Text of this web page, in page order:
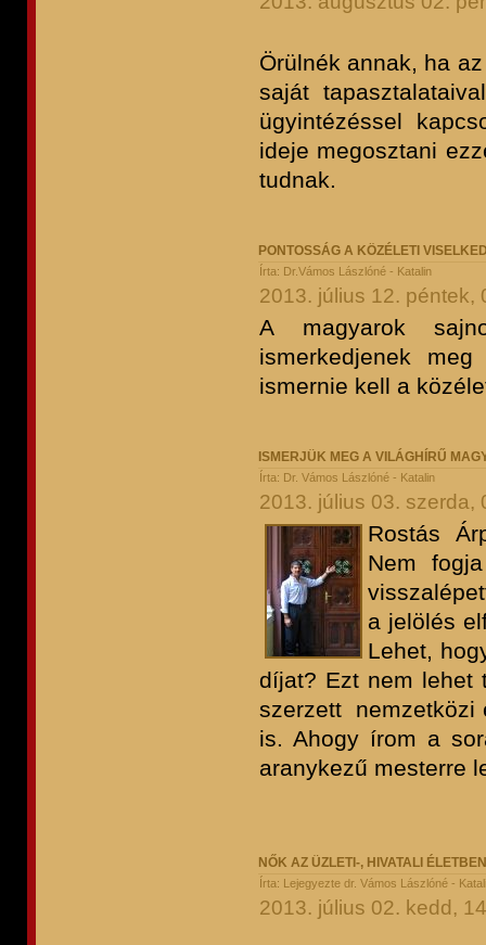
Örülnék annak, ha
saját
ügyintézéssel
ideje megosztani
tudnak.
PONTOSSÁG A KÖZÉLETI
Írta: Dr.Vámos Lászlóné - Katalin
2013. július 12. péntek,
A magyarok
ismerkedjenek
ismernie kell a
ISMERJÜK MEG A VILÁGHÍRŰ
Írta: Dr. Vámos Lászlóné - Katalin
2013. július 03. szerda,
Rostás
Nem
a jelölés
Lehet,
díjat? Ezt nem lehet
szerzett nemzetközi
is. Ahogy írom a
aranykezű mesterre
NŐK AZ ÜZLETI-, HIVATALI ÉLETBEN
Írta: Lejegyezte dr. Vámos Lászlóné -
2013. július 02. kedd,